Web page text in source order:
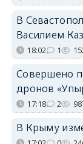
В
Василием
18:02 1
Совершено
дронов
17:18 2
В Крыму